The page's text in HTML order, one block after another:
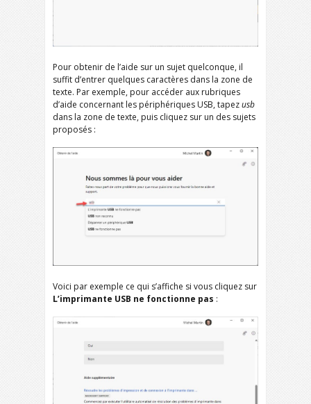
Pour obtenir de l’aide sur un sujet quelconque, il
suffit d’entrer quelques caractères dans la zone de
texte. Par exemple, pour accéder aux rubriques
d’aide concernant les périphériques USB, tapezusb
dans la zone de texte, puis cliquez sur un des sujets
proposés :
Voici par exemple ce qui s’affiche si vous cliquez sur
L’imprimante USB ne fonctionne pas :